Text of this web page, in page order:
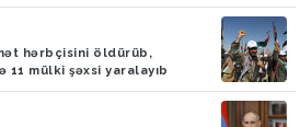
hərbçisini öldürüb,
11 mülki şəxsi yaralayıb